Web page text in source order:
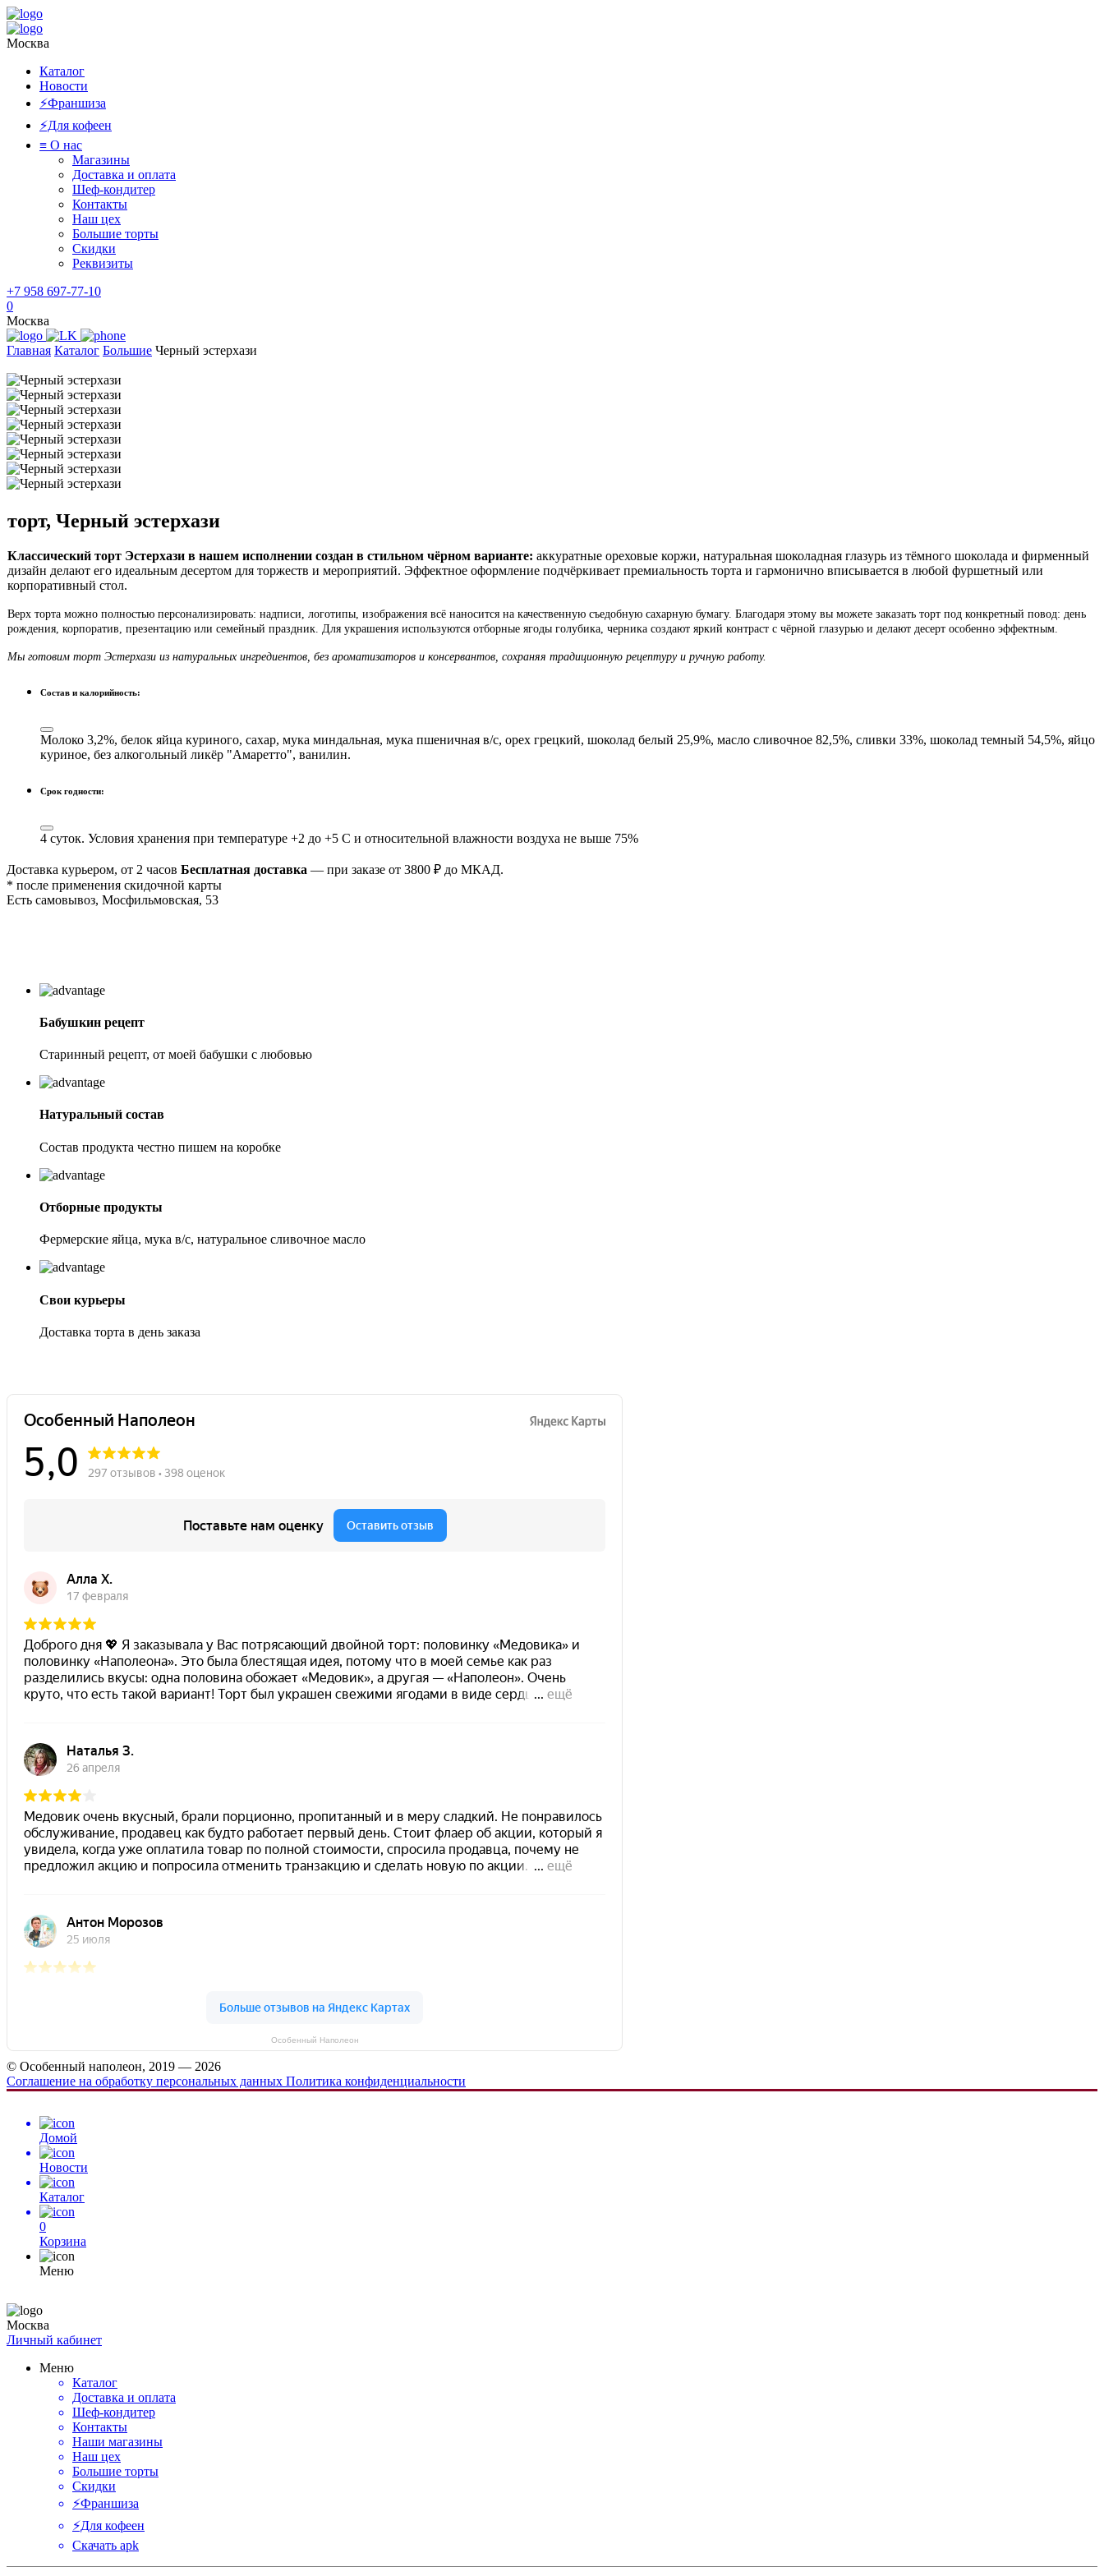
Москва
Каталог
Новости
⚡️Франшиза
⚡️Для кофеен
≡ О нас
Магазины
Доставка и оплата
Шеф-кондитер
Контакты
Наш цех
Большие торты
Скидки
Реквизиты
+7 958 697-77-10
0
Москва
Главная Каталог Большие Черный эстерхази
торт, Черный эстерхази
Классический торт Эстерхази в нашем исполнении создан в стильном чёрном варианте: аккуратные ореховые коржи, натуральная шоколадная глазурь из тёмного шоколада и фирменный
дизайн делают его идеальным десертом для торжеств и мероприятий. Эффектное оформление подчёркивает премиальность торта и гармонично вписывается в любой фуршетный или
корпоративный стол.
Верх торта можно полностью персонализировать: надписи, логотипы, изображения всё наносится на качественную съедобную сахарную бумагу. Благодаря этому вы можете заказать торт под конкретный повод: день
рождения, корпоратив, презентацию или семейный праздник. Для украшения используются отборные ягоды голубика, черника создают яркий контраст с чёрной глазурью и делают десерт особенно эффектным.
Мы готовим торт Эстерхази из натуральных ингредиентов, без ароматизаторов и консервантов, сохраняя традиционную рецептуру и ручную работу.
Состав и калорийность:
Молоко 3,2%, белок яйца куриного, сахар, мука миндальная, мука пшеничная в/с, орех грецкий, шоколад белый 25,9%, масло сливочное 82,5%, сливки 33%, шоколад темный 54,5%, яйцо
куриное, без алкогольный ликёр "Амаретто", ванилин.
Срок годности:
4 суток. Условия хранения при температуре +2 до +5 С и относительной влажности воздуха не выше 75%
Доставка курьером, от 2 часов Бесплатная доставка — при заказе от 3800 ₽ до МКАД.
* после применения скидочной карты
Есть самовывоз, Мосфильмовская, 53
Бабушкин рецепт
Старинный рецепт, от моей бабушки с любовью
Натуральный состав
Состав продукта честно пишем на коробке
Отборные продукты
Фермерские яйца, мука в/с, натуральное сливочное масло
Свои курьеры
Доставка торта в день заказа
Особенный Наполеон
© Особенный наполеон, 2019 — 2026
Соглашение на обработку персональных данных Политика конфиденциальности
Домой
Новости
Каталог
0
Корзина
Меню
Москва
Личный кабинет
Меню
Каталог
Доставка и оплата
Шеф-кондитер
Контакты
Наши магазины
Наш цех
Большие торты
Скидки
⚡️Франшиза
⚡️Для кофеен
Скачать apk